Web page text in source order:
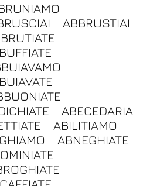
ABBRUSTIAI
ABECEDARIA
ABILITIAMO
ABNEGHIATE